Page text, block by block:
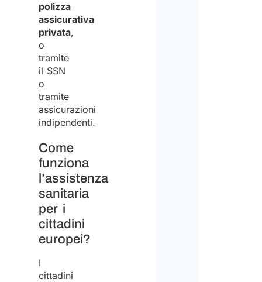
polizza
assicurativa
privata,
o
tramite
il SSN
o
tramite
assicurazioni
indipendenti.
Come
funziona
l’assistenza
sanitaria
per i
cittadini
europei?
I
cittadini